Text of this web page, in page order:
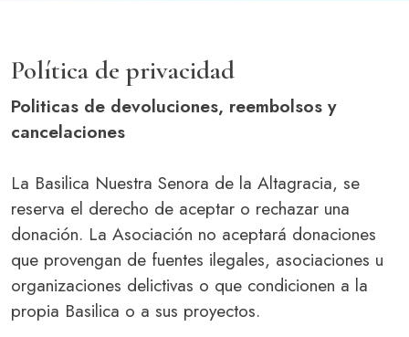
Haz un donativo
Política de privacidad
Politicas de devoluciones, reembolsos y
cancelaciones
La Basilica Nuestra Senora de la Altagracia, se
reserva el derecho de aceptar o rechazar una
donación. La Asociación no aceptará donaciones
que provengan de fuentes ilegales, asociaciones u
organizaciones delictivas o que condicionen a la
propia Basilica o a sus proyectos.